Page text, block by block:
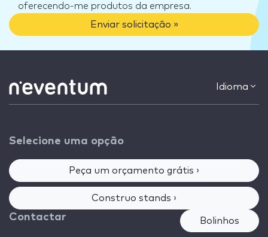
oferecendo-me produtos da empresa.
Enviar solicitação »
Idioma
Selecione uma opção
Peça um orçamento grátis ›
Construo stands ›
Contactar Bolinhos